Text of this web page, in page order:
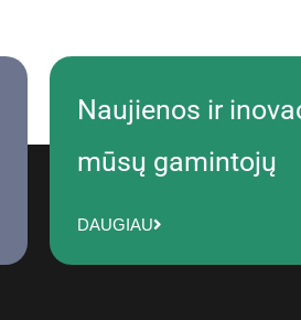
Naujienos ir
mūsų gamintojų
DAUGIAU